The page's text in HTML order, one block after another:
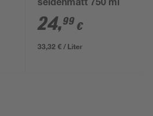
seidenmatt 750 ml
24,99 €
33,32 € / Liter